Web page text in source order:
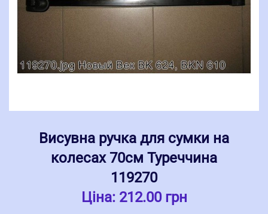
Висувна ручка для сумки на
колесах 70см Туреччина
119270
Ціна: 212.00 грн